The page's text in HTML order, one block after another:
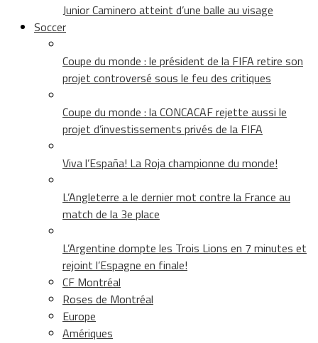
Junior Caminero atteint d’une balle au visage
Soccer
Coupe du monde : le président de la FIFA retire son
projet controversé sous le feu des critiques
Coupe du monde : la CONCACAF rejette aussi le
projet d’investissements privés de la FIFA
Viva l’España! La Roja championne du monde!
L’Angleterre a le dernier mot contre la France au
match de la 3e place
L’Argentine dompte les Trois Lions en 7 minutes et
rejoint l’Espagne en finale!
CF Montréal
Roses de Montréal
Europe
Amériques